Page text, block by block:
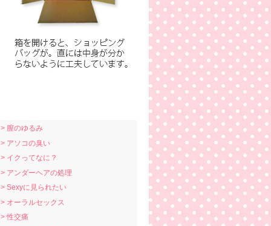
> 膣のゆるみ
> アソコの臭い
> イクってなに？
> アンダーヘアの処理
> Sexyに見られたい
> オーラルセックス
> 性交痛